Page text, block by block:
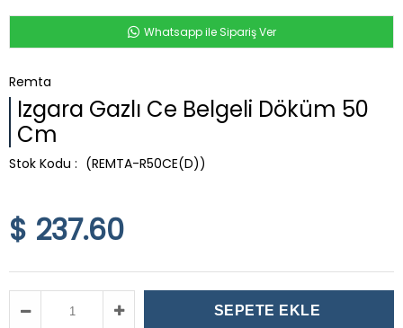
Whatsapp ile Sipariş Ver
Remta
Izgara Gazlı Ce Belgeli Döküm 50
Cm
(REMTA-R50CE(D))
$ 237.60